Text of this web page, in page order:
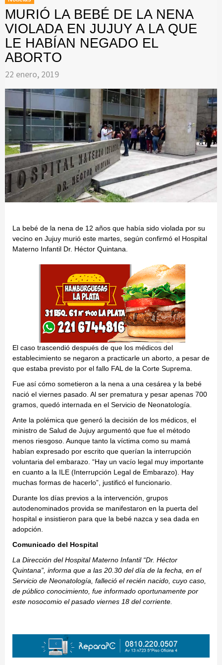
MURIÓ LA BEBÉ DE LA NENA
VIOLADA EN JUJUY A LA QUE
LE HABÍAN NEGADO EL
ABORTO
22 enero, 2019
La bebé de la nena de 12 años que había sido violada por su
vecino en Jujuy murió este martes, según confirmó el Hospital
Materno Infantil Dr. Héctor Quintana.
El caso trascendió después de que los médicos del
establecimiento se negaron a practicarle un aborto, a pesar de
que estaba previsto por el fallo FAL de la Corte Suprema.
Fue así cómo sometieron a la nena a una cesárea y la bebé
nació el viernes pasado. Al ser prematura y pesar apenas 700
gramos, quedó internada en el Servicio de Neonatología.
Ante la polémica que generó la decisión de los médicos, el
ministro de Salud de Jujuy argumentó que fue el método
menos riesgoso. Aunque tanto la víctima como su mamá
habían expresado por escrito que querían la interrupción
voluntaria del embarazo. “Hay un vacío legal muy importante
en cuanto a la ILE (Interrupción Legal de Embarazo). Hay
muchas formas de hacerlo”, justificó el funcionario.
Durante los días previos a la intervención, grupos
autodenominados provida se manifestaron en la puerta del
hospital e insistieron para que la bebé nazca y sea dada en
adopción.
Comunicado del Hospital
La Dirección del Hospital Materno Infantil “Dr. Héctor
Quintana”, informa que a las 20.30 del día de la fecha, en el
Servicio de Neonatología, falleció el recién nacido, cuyo caso,
de público conocimiento, fue informado oportunamente por
este nosocomio el pasado viernes 18 del corriente.